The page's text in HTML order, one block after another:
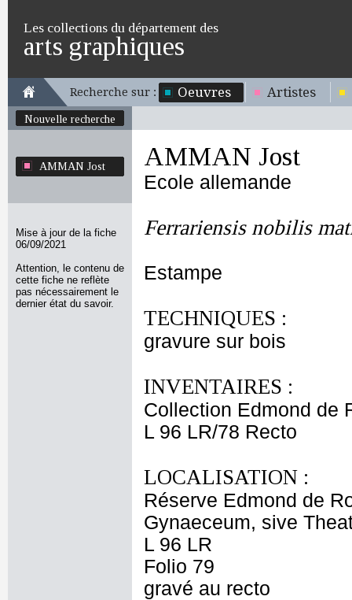
Les collections du département des
arts graphiques
Recherche sur : Oeuvres Artistes
Nouvelle recherche
AMMAN Jost
Mise à jour de la fiche
06/09/2021
Attention, le contenu de
cette fiche ne reflète
pas nécessairement le
dernier état du savoir.
AMMAN Jost
Ecole allemande
Ferrariensis nobilis
Estampe
TECHNIQUES :
gravure sur bois
INVENTAIRES :
Collection Edmond de
L 96 LR/78 Recto
LOCALISATION :
Réserve Edmond de
Gynaeceum, sive
L 96 LR
Folio 79
gravé au recto